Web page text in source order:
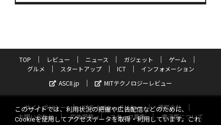
TOP レビュー ニュース ガジェット
ゲーム
グルメ
スタートアップ ICT
インフォメーション
ASCII.jp
MITテクノロジーレビュー
サイトポリシー プライバシーポリシー
運営会社
お問い合わせ
広告掲載 スタッフ募集
電子版について
このサイトでは、利用状況の把握や広告配信などのために、
Cookieを使用してアクセスデータを取得・利用しています。これ